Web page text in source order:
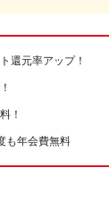
還元率アップ！
！
！
も年会費無料